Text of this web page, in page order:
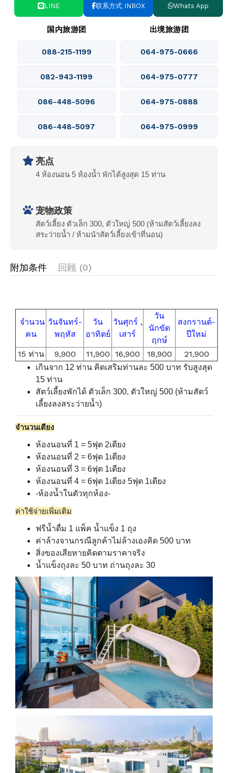
LINE 联系方式 INBOX Whats App
国内旅游团 出境旅游团
088-215-1199 064-975-0666
082-943-1199 064-975-0777
086-448-5096 064-975-0888
086-448-5097 064-975-0999
亮点
4 ห้องนอน 5 ห้องน้ำ พักได้สูงสุด 15 ท่าน
宠物政策
สัตว์เลี้ยง ตัวเล็ก 300, ตัวใหญ่ 500 (ห้ามสัตว์เลี้ยงลง
สระว่ายน้ำ / ห้ามนำสัตว์เลี้ยงเข้าที่นอน)
附加条件 回顾 (0)
จำนวน
คน
วันจันทร์-
พฤหัส
วัน
อาทิตย์
วันศุกร์ ,
เสาร์
วัน
นักขัต
ฤกษ์
สงกรานต์-
ปีใหม่
15 ท่าน 9,900 11,900 16,900 18,900 21,900
เกินจาก 12 ท่าน คิดเสริมท่านละ 500 บาท รับสูงสุด
15 ท่าน
สัตว์เลี้ยงพักได้ ตัวเล็ก 300, ตัวใหญ่ 500 (ห้ามสัตว์
เลี้ยงลงสระว่ายน้ำ)
จำนวนเตียง
ห้องนอนที่ 1 = 5ฟุต 2เตียง
ห้องนอนที่ 2 = 6ฟุต 1เตียง
ห้องนอนที่ 3 = 6ฟุต 1เตียง
ห้องนอนที่ 4 = 6ฟุต 1เตียง 5ฟุต 1เตียง
-ห้องน้ำในตัวทุกห้อง-
ค่าใช้จ่ายเพิ่มเติม
ฟรีน้ำดื่ม 1 แพ็ค น้ำแข็ง 1 ถุง
ค่าล้างจานกรณีลูกค้าไม่ล้างเองคิด 500 บาท
สิ่งของเสียหายคิดตามราคาจริง
น้ำแข็งถุงละ 50 บาท ถ่านถุงละ 30